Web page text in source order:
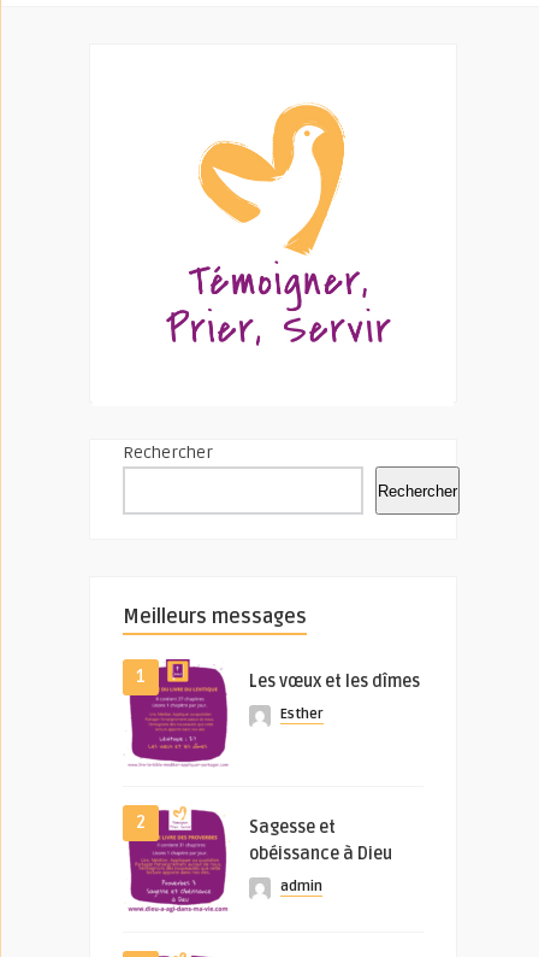
Rechercher
Rechercher
Meilleurs messages
1 Les vœux et les dîmes
Esther
2
Sagesse et
obéissance à Dieu
admin